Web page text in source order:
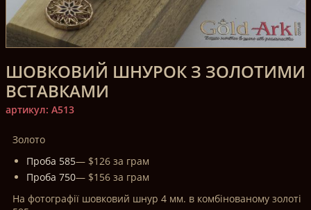
ШОВКОВИЙ ШНУРОК З ЗОЛОТИМИ
ВСТАВКАМИ
артикул: A513
Золото
Проба 585— $126 за грам
Проба 750— $156 за грам
На фотографії шовковий шнур 4 мм. в комбінованому золоті